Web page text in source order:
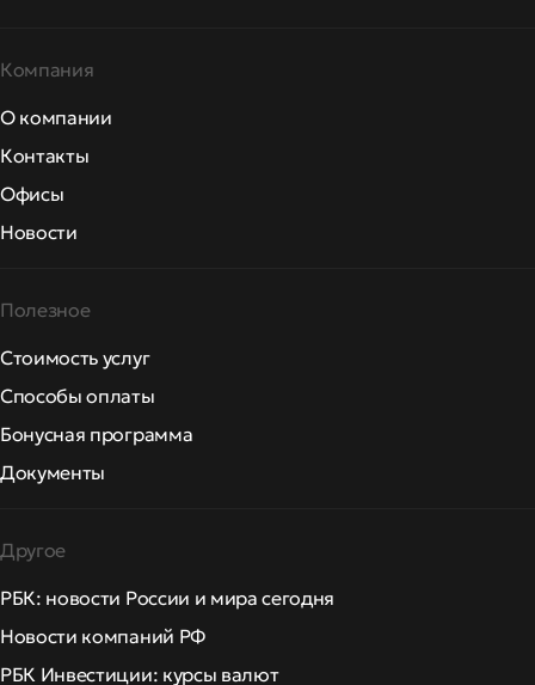
Компания
О компании
Контакты
Офисы
Новости
Полезное
Стоимость услуг
Способы оплаты
Бонусная программа
Документы
Другое
РБК: новости России и мира сегодня
Новости компаний РФ
РБК Инвестиции: курсы валют